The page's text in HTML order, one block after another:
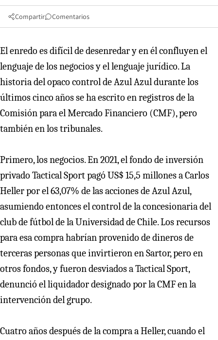
Compartir Comentarios
El enredo es difícil de desenredar y en él confluyen el
lenguaje de los negocios y el lenguaje jurídico. La
historia del opaco control de Azul Azul durante los
últimos cinco años se ha escrito en registros de la
Comisión para el Mercado Financiero (CMF), pero
también en los tribunales.
Primero, los negocios. En 2021, el fondo de inversión
privado Tactical Sport pagó US$ 15,5 millones a Carlos
Heller por el 63,07% de las acciones de Azul Azul,
asumiendo entonces el control de la concesionaria del
club de fútbol de la Universidad de Chile. Los recursos
para esa compra habrían provenido de dineros de
terceras personas que invirtieron en Sartor, pero en
otros fondos, y fueron desviados a Tactical Sport,
denunció el liquidador designado por la CMF en la
intervención del grupo.
Cuatro años después de la compra a Heller, cuando el